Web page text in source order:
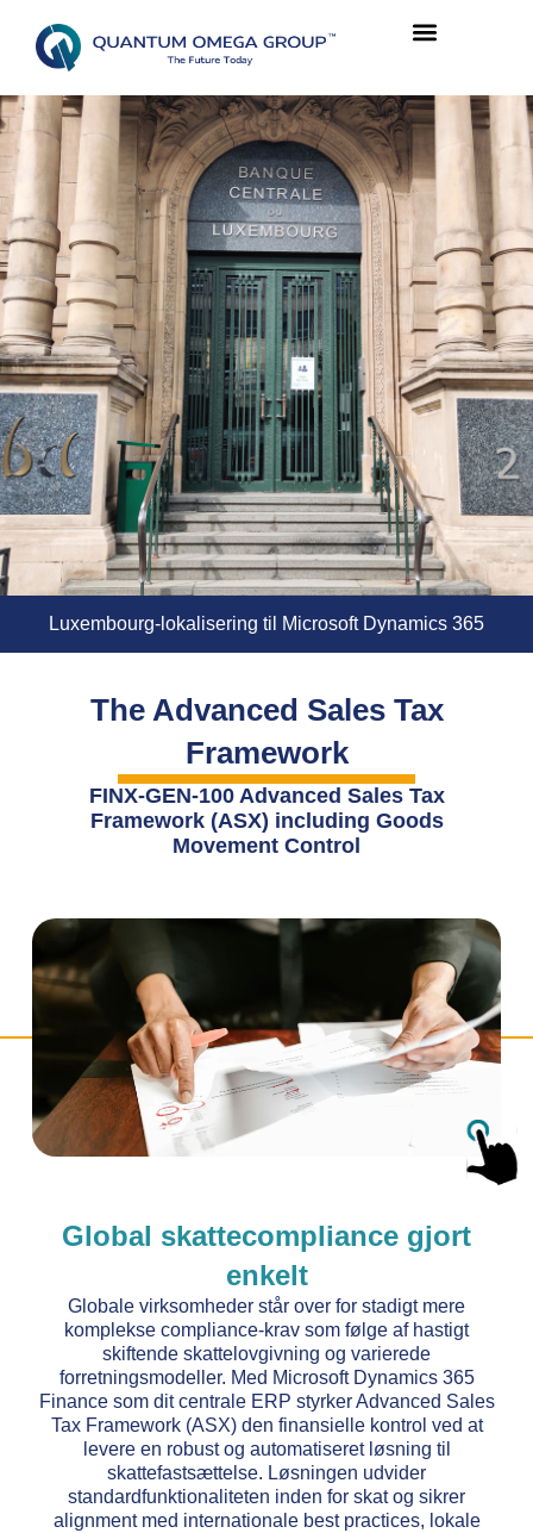
Luxembourg-lokalisering til Microsoft Dynamics 365
The Advanced Sales Tax
Framework
FINX-GEN-100 Advanced Sales Tax
Framework (ASX) including Goods
Movement Control
Global skattecompliance gjort
enkelt
Globale virksomheder står over for stadigt mere
komplekse compliance-krav som følge af hastigt
skiftende skattelovgivning og varierede
forretningsmodeller. Med Microsoft Dynamics 365
Finance som dit centrale ERP styrker Advanced Sales
Tax Framework (ASX) den finansielle kontrol ved at
levere en robust og automatiseret løsning til
skattefastsættelse. Løsningen udvider
standardfunktionaliteten inden for skat og sikrer
alignment med internationale best practices, lokale